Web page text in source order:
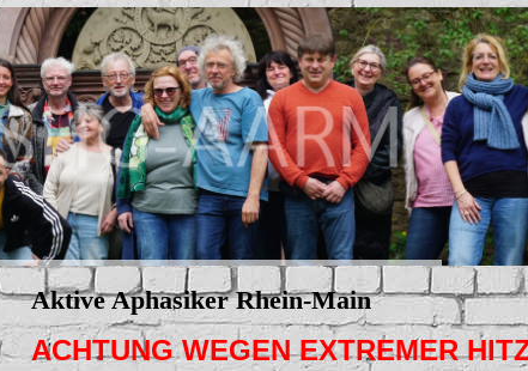
Aktive Aphasiker Rhein-Main
ACHTUNG WEGEN EXTREMER